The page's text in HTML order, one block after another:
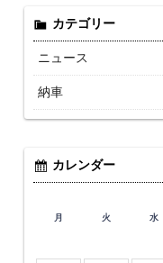
カテゴリー
ニュース
納車
カレンダー
月 火 水